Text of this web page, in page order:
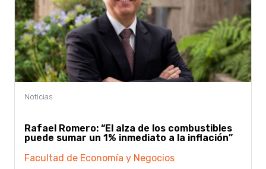
Rafael Romero: “El alza de los combustibles
puede sumar un 1% inmediato a la inflación”
Facultad de Economía y Negocios